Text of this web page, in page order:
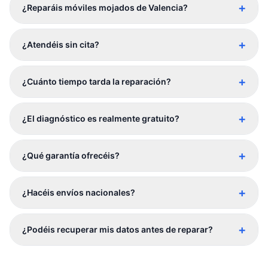
¿Reparáis móviles mojados de Valencia? +
¿Atendéis sin cita? +
¿Cuánto tiempo tarda la reparación? +
¿El diagnóstico es realmente gratuito? +
¿Qué garantía ofrecéis? +
¿Hacéis envíos nacionales? +
¿Podéis recuperar mis datos antes de reparar? +